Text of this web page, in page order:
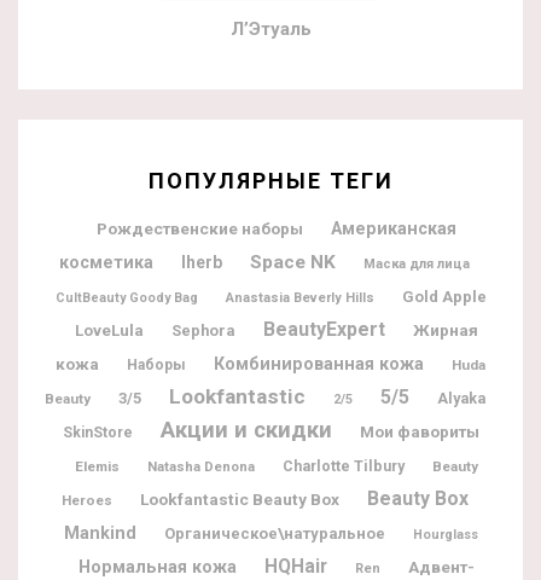
Л’Этуаль
ПОПУЛЯРНЫЕ ТЕГИ
Рождественские наборы
Американская
косметика
Iherb Space NK Маска для лица
CultBeauty Goody Bag Anastasia Beverly Hills
Gold Apple
LoveLula
Sephora BeautyExpert
Жирная
кожа
Наборы Комбинированная кожа
Huda
Beauty
3/5 Lookfantastic 2/5 5/5 Alyaka
SkinStore Акции и скидки Мои фавориты
Elemis Natasha Denona Charlotte Tilbury
Beauty
Heroes
Lookfantastic Beauty Box Beauty Box
Mankind Органическое\натуральное Hourglass
Нормальная кожа HQHair Ren
Адвент-